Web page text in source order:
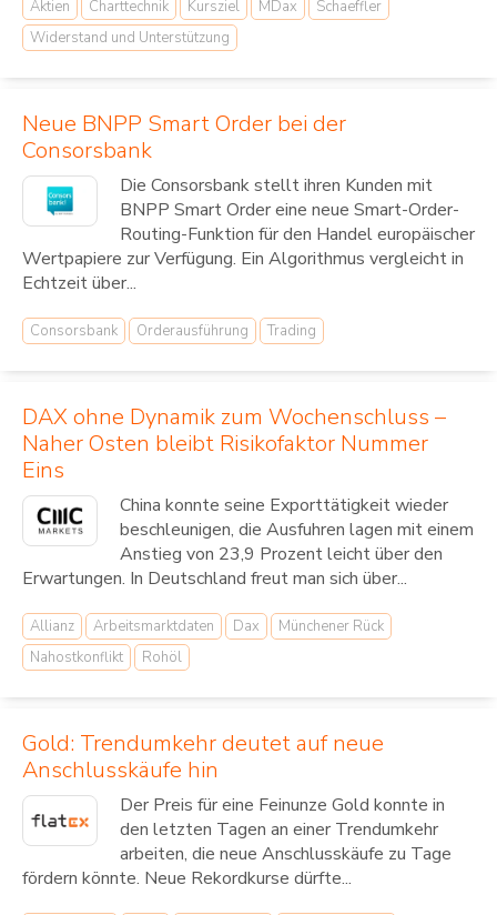
Aktien Charttechnik Kursziel MDax
Schaeffler
Widerstand und Unterstützung
Neue BNPP Smart Order bei der
Consorsbank
Die Consorsbank stellt ihren Kunden mit
BNPP Smart Order eine neue Smart-Order-
Routing-Funktion für den Handel europäischer
Wertpapiere zur Verfügung. Ein Algorithmus vergleicht in
Echtzeit über...
Consorsbank Orderausführung Trading
DAX ohne Dynamik zum Wochenschluss –
Naher Osten bleibt Risikofaktor Nummer
Eins
China konnte seine Exporttätigkeit wieder
beschleunigen, die Ausfuhren lagen mit einem
Anstieg von 23,9 Prozent leicht über den
Erwartungen. In Deutschland freut man sich über...
Allianz Arbeitsmarktdaten Dax
Münchener Rück
Nahostkonflikt
Rohöl
Gold: Trendumkehr deutet auf neue
Anschlusskäufe hin
Der Preis für eine Feinunze Gold konnte in
den letzten Tagen an einer Trendumkehr
arbeiten, die neue Anschlusskäufe zu Tage
fördern könnte. Neue Rekordkurse dürfte...